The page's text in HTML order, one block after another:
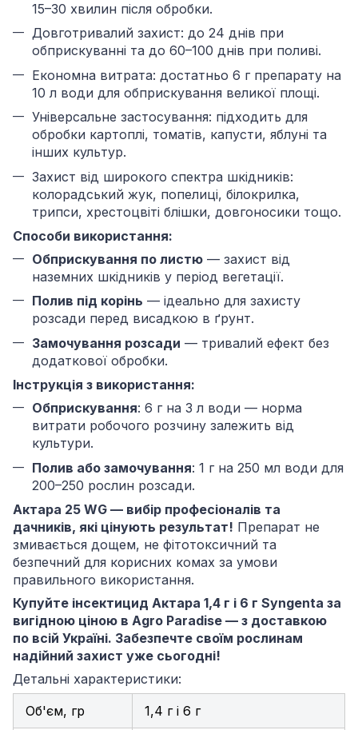
15–30 хвилин після обробки.
Довготривалий захист: до 24 днів при
обприскуванні та до 60–100 днів при поливі.
Економна витрата: достатньо 6 г препарату на
10 л води для обприскування великої площі.
Універсальне застосування: підходить для
обробки картоплі, томатів, капусти, яблуні та
інших культур.
Захист від широкого спектра шкідників:
колорадський жук, попелиці, білокрилка,
трипси, хрестоцвіті блішки, довгоносики тощо.
Способи використання:
Обприскування по листю — захист від
наземних шкідників у період вегетації.
Полив під корінь — ідеально для захисту
розсади перед висадкою в ґрунт.
Замочування розсади — тривалий ефект без
додаткової обробки.
Інструкція з використання:
Обприскування: 6 г на 3 л води — норма
витрати робочого розчину залежить від
культури.
Полив або замочування: 1 г на 250 мл води для
200–250 рослин розсади.
Актара 25 WG — вибір професіоналів та
дачників, які цінують результат! Препарат не
змивається дощем, не фітотоксичний та
безпечний для корисних комах за умови
правильного використання.
Купуйте інсектицид Актара 1,4 г і 6 г Syngenta за
вигідною ціною в Agro Paradise — з доставкою
по всій Україні. Забезпечте своїм рослинам
надійний захист уже сьогодні!
Детальні характеристики:
Об'єм, гр
1,4 г і 6 г